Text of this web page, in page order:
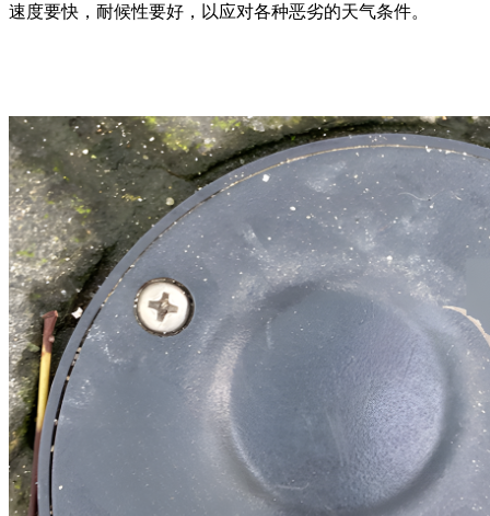
速度要快，耐候性要好，以应对各种恶劣的天气条件。